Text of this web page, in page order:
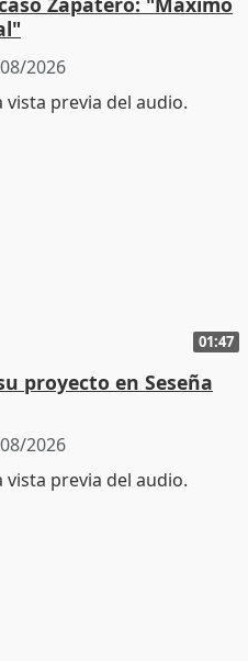
2026
01:47
proyecto en Seseña
2026